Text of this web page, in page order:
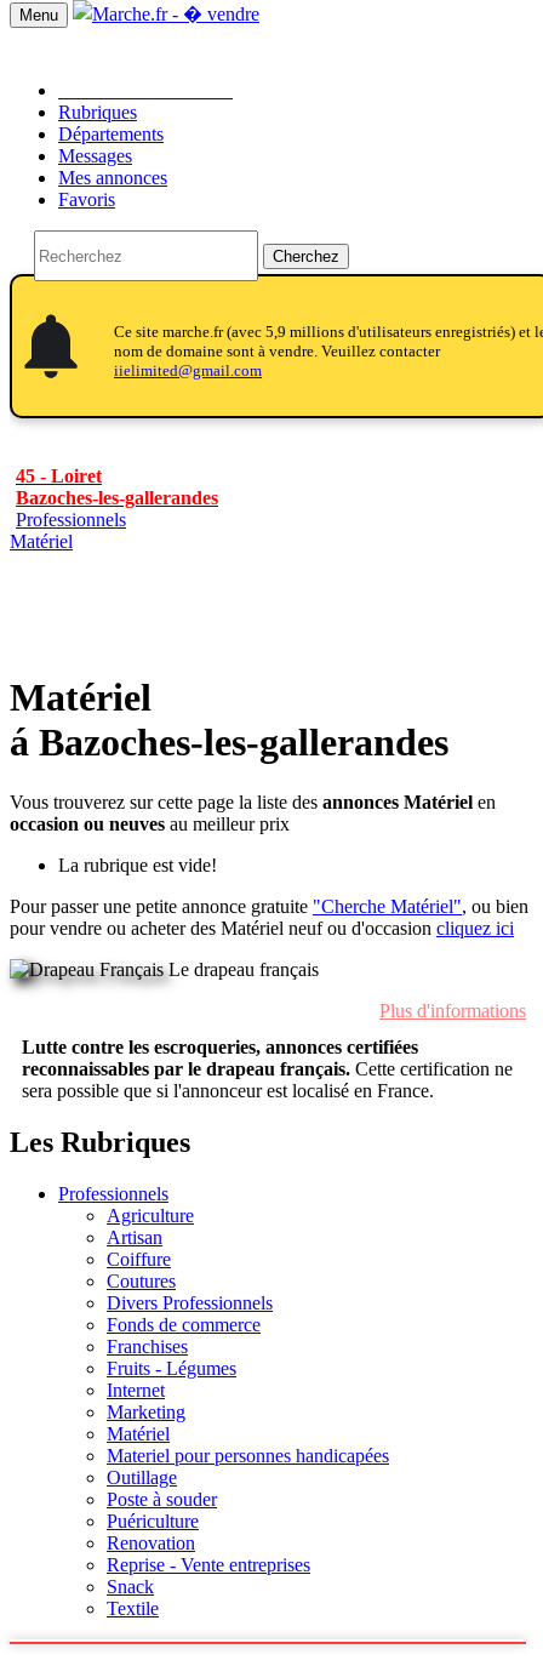
Menu
Rubriques
Départements
Messages
Mes annonces
Favoris
Cherchez
notifications
notifications
Ce site marche.fr (avec 5,9 millions d'utilisateurs enregistriés) et
nom de domaine sont à vendre. Veuillez contacter
iielimited@gmail.com
45 - Loiret
Bazoches-les-gallerandes
Professionnels
Matériel
Matériel
á Bazoches-les-gallerandes
Vous trouverez sur cette page la liste des annonces Matériel en
occasion ou neuves au meilleur prix
La rubrique est vide!
Pour passer une petite annonce gratuite "Cherche Matériel", ou bien
pour vendre ou acheter des Matériel neuf ou d'occasion cliquez ici
Le drapeau français
Plus d'informations
Lutte contre les escroqueries, annonces certifiées
reconnaissables par le drapeau français. Cette certification ne
sera possible que si l'annonceur est localisé en France.
Les Rubriques
Professionnels
Agriculture
Artisan
Coiffure
Coutures
Divers Professionnels
Fonds de commerce
Franchises
Fruits - Légumes
Internet
Marketing
Matériel
Materiel pour personnes handicapées
Outillage
Poste à souder
Puériculture
Renovation
Reprise - Vente entreprises
Snack
Textile